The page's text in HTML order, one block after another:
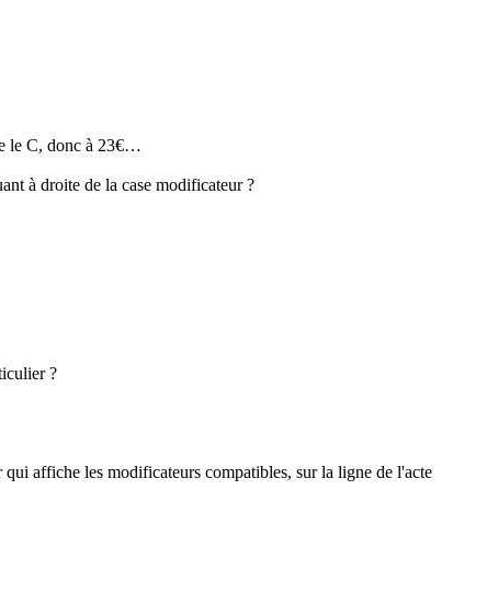
le C, donc à 23€…
à droite de la case modificateur ?
?
affiche les modificateurs compatibles, sur la ligne de l'acte